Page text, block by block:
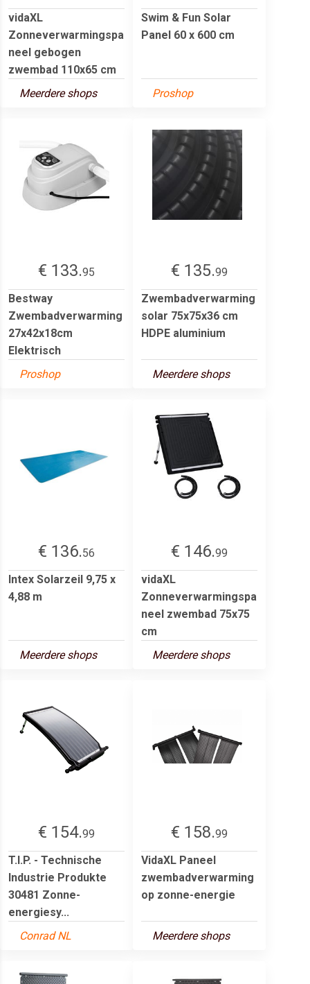
vidaXL
Zonneverwarmingspa
neel gebogen
zwembad 110x65 cm
Meerdere shops
Swim & Fun Solar
Panel 60 x 600 cm
Proshop
€ 133.95
Bestway
Zwembadverwarming
27x42x18cm
Elektrisch
Proshop
€ 135.99
Zwembadverwarming
solar 75x75x36 cm
HDPE aluminium
Meerdere shops
€ 136.56
Intex Solarzeil 9,75 x
4,88 m
Meerdere shops
€ 146.99
vidaXL
Zonneverwarmingspa
neel zwembad 75x75
cm
Meerdere shops
€ 154.99
T.I.P. - Technische
Industrie Produkte
30481 Zonne-
energiesy...
Conrad NL
€ 158.99
VidaXL Paneel
zwembadverwarming
op zonne-energie
Meerdere shops